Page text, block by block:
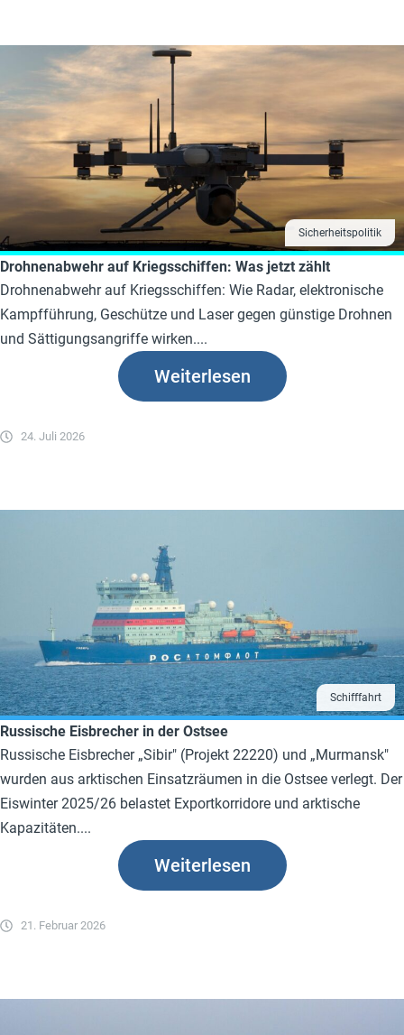
Sicherheitspolitik
Drohnenabwehr auf Kriegsschiffen: Was jetzt zählt
Drohnenabwehr auf Kriegsschiffen: Wie Radar, elektronische
Kampfführung, Geschütze und Laser gegen günstige Drohnen
und Sättigungsangriffe wirken....
24. Juli 2026
Weiterlesen
Schifffahrt
Russische Eisbrecher in der Ostsee
Russische Eisbrecher „Sibir" (Projekt 22220) und „Murmansk"
wurden aus arktischen Einsatzräumen in die Ostsee verlegt. Der
Eiswinter 2025/26 belastet Exportkorridore und arktische
Kapazitäten....
21. Februar 2026
Weiterlesen